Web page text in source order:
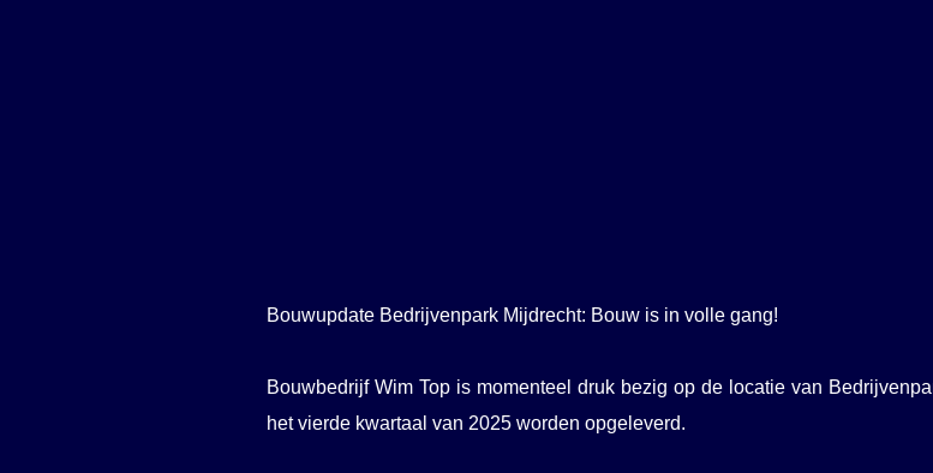
Bouwupdate Bedrijvenpark Mijdrecht: Bouw is in volle gang!
Bouwbedrijf Wim Top is momenteel druk bezig op de locatie van
het vierde kwartaal van 2025 worden opgeleverd.